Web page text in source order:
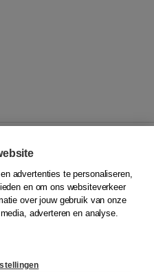
advertenties te personaliseren,
en om ons websiteverkeer
over jouw gebruik van onze
adverteren en analyse.